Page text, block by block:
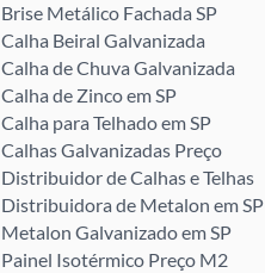
Brise Metálico Fachada SP
Calha Beiral Galvanizada
Calha de Chuva Galvanizada
Calha de Zinco em SP
Calha para Telhado em SP
Calhas Galvanizadas Preço
Distribuidor de Calhas e Telhas
Distribuidora de Metalon em SP
Metalon Galvanizado em SP
Painel Isotérmico Preço M2